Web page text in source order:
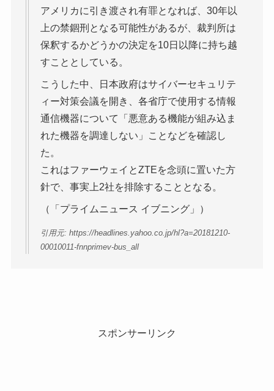
アメリカに引き渡され有罪となれば、30年以
上の禁錮刑となる可能性があるが、裁判所は
保釈するかどうかの決定を10日以降に持ち越
すこととしている。
こうした中、日本政府はサイバーセキュリテ
ィー対策会議を開き、各省庁で使用する情報
通信機器について「悪意ある機能が組み込ま
れた機器を調達しない」ことなどを確認し
た。
これはファーウェイとZTEを念頭に置いた方
針で、事実上2社を排除することとなる。
（「プライムニュース イブニング」）
引用元: https://headlines.yahoo.co.jp/hl?a=20181210-
00010011-fnnprimev-bus_all
スポンサーリンク